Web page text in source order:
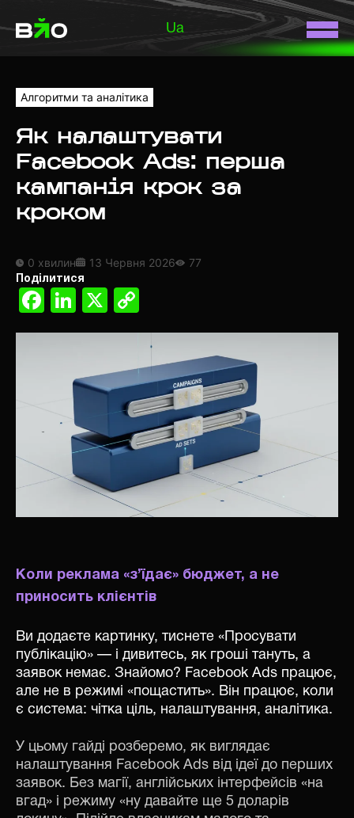
Ua
Алгоритми та аналітика
Як налаштувати
Facebook Ads: перша
кампанія крок за
кроком
0 хвилин 13 Червня 2026 77
Поділитися
Facebook
LinkedIn
X
Link
Коли реклама «з’їдає» бюджет, а не
приносить клієнтів
Ви додаєте картинку, тиснете «Просувати
публікацію» — і дивитесь, як гроші тануть, а
заявок немає. Знайомо? Facebook Ads працює,
але не в режимі «пощастить». Він працює, коли
є система: чітка ціль, налаштування, аналітика.
У цьому гайді розберемо, як виглядає
налаштування Facebook Ads від ідеї до перших
заявок. Без магії, англійських інтерфейсів «на
вгад» і режиму «ну давайте ще 5 доларів